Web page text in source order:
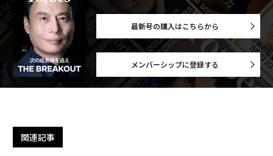
最新号の購入はこちらから
メンバーシップに登録する
関連記事